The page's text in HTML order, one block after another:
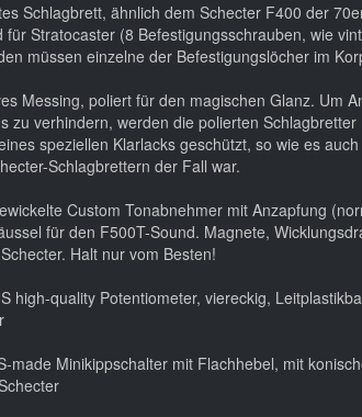
Schlagbrett, ähnlich dem Schecter F400 der
für Stratocaster (8 Befestigungsschrauben, wie
müssen einzelne der Befestigungslöcher im
Messing, poliert für den magischen Glanz. Um
zu verhindern, werden die polierten
speziellen Klarlacks geschützt, so wie es
Schlagbrettern der Fall war.
Custom Tonabnehmer mit Anzapfung
für den F500T-Sound. Magnete,
Halt nur vom Besten!
high-quality Potentiometer, viereckig,
made Minikippschalter mit Flachhebel, mit